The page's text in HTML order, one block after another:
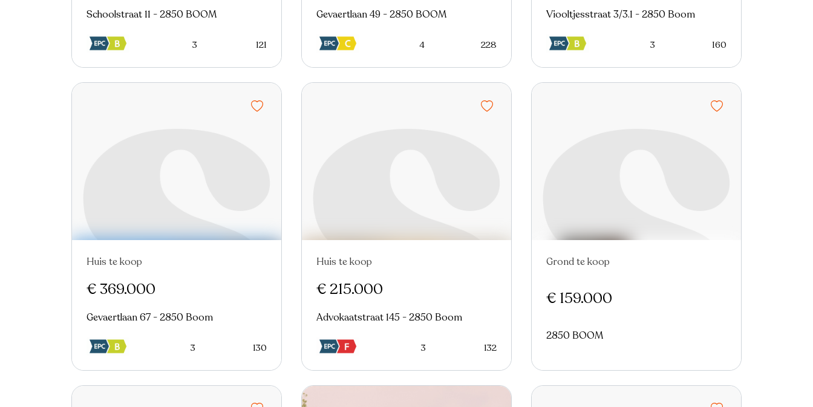
Schoolstraat 11 - 2850 BOOM
3 121
Gevaertlaan 49 - 2850 BOOM
4 228
Viooltjesstraat 3/3.1 - 2850 Boom
3 160
Nieuw
Huis te koop
€ 369.000
Gevaertlaan 67 - 2850 Boom
3 130
Nieuw
Huis te koop
€ 215.000
Advokaatstraat 145 - 2850 Boom
3 132
Nieuw
Grond te koop
€ 159.000
2850 BOOM